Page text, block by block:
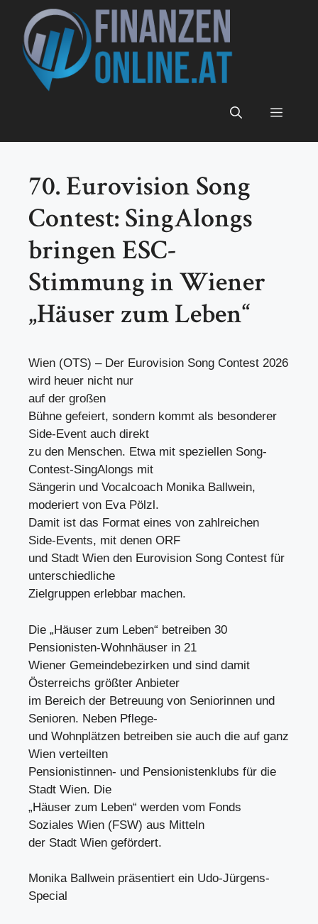
Inhalt
springen
Menü
70. Eurovision Song
Contest: SingAlongs
bringen ESC-
Stimmung in Wiener
„Häuser zum Leben“
Wien (OTS) – Der Eurovision Song Contest 2026
wird heuer nicht nur
auf der großen
Bühne gefeiert, sondern kommt als besonderer
Side-Event auch direkt
zu den Menschen. Etwa mit speziellen Song-
Contest-SingAlongs mit
Sängerin und Vocalcoach Monika Ballwein,
moderiert von Eva Pölzl.
Damit ist das Format eines von zahlreichen
Side-Events, mit denen ORF
und Stadt Wien den Eurovision Song Contest für
unterschiedliche
Zielgruppen erlebbar machen.
Die „Häuser zum Leben“ betreiben 30
Pensionisten-Wohnhäuser in 21
Wiener Gemeindebezirken und sind damit
Österreichs größter Anbieter
im Bereich der Betreuung von Seniorinnen und
Senioren. Neben Pflege-
und Wohnplätzen betreiben sie auch die auf ganz
Wien verteilten
Pensionistinnen- und Pensionistenklubs für die
Stadt Wien. Die
„Häuser zum Leben“ werden vom Fonds
Soziales Wien (FSW) aus Mitteln
der Stadt Wien gefördert.
Monika Ballwein präsentiert ein Udo-Jürgens-
Special